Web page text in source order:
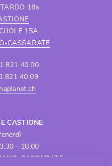
18a
15A
CASSARATE
821 40 00
821 40 09
CASTIONE
- 18.00
CASSARATE